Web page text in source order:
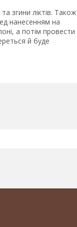
згини ліктів. Також
нанесенням на
а потім провести
й буде